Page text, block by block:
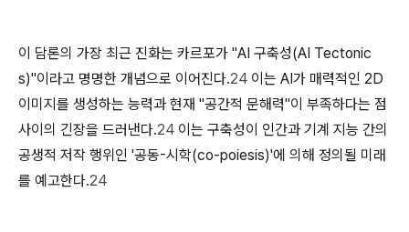
이 담론의 가장 최근 진화는 카르포가 "AI 구축성(AI Tectonic
s)"이라고 명명한 개념으로 이어진다.24 이는 AI가 매력적인 2D
이미지를 생성하는 능력과 현재 "공간적 문해력"이 부족하다는 점
사이의 긴장을 드러낸다.24 이는 구축성이 인간과 기계 지능 간의
공생적 저작 행위인 '공동-시학(co-poiesis)'에 의해 정의될 미래
를 예고한다.24